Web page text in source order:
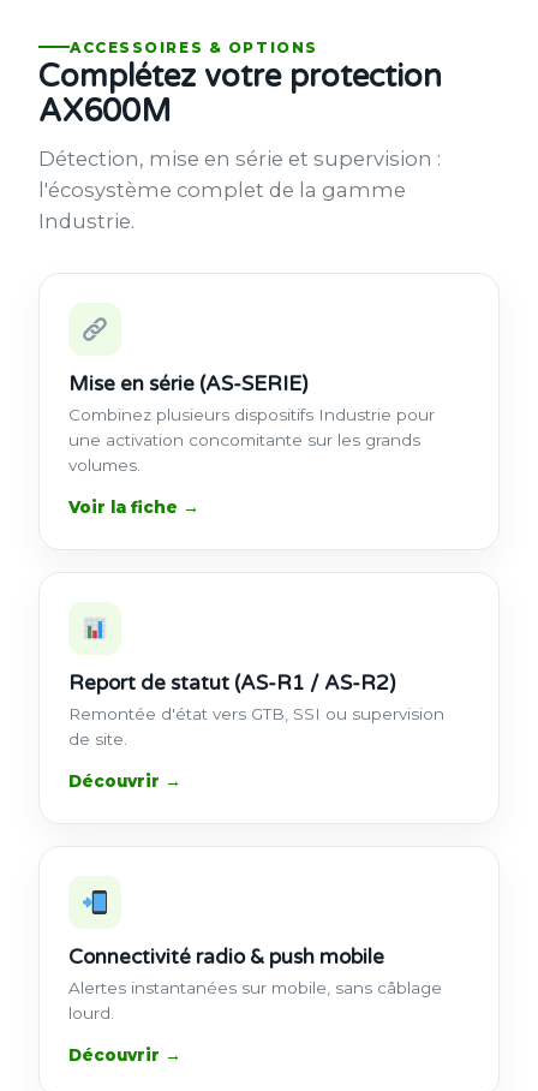
ACCESSOIRES & OPTIONS
Complétez votre protection
AX600M
Détection, mise en série et supervision :
l'écosystème complet de la gamme
Industrie.
Mise en série (AS-SERIE)
Combinez plusieurs dispositifs Industrie pour
une activation concomitante sur les grands
volumes.
Voir la fiche →
Report de statut (AS-R1 / AS-R2)
Remontée d'état vers GTB, SSI ou supervision
de site.
Découvrir →
Connectivité radio & push mobile
Alertes instantanées sur mobile, sans câblage
lourd.
Découvrir →